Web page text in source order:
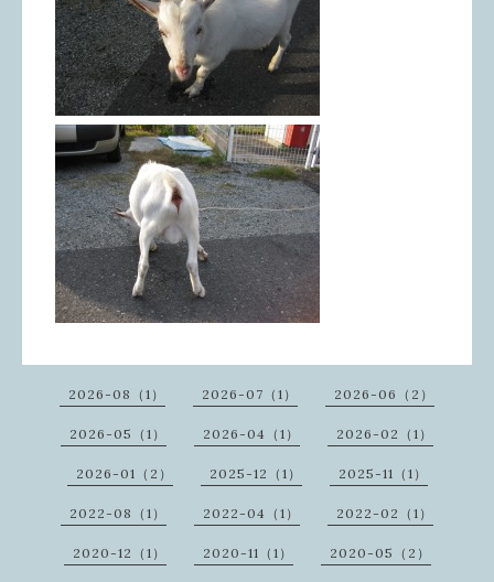
2026-08（1） 2026-07（1） 2026-06（2）
2026-05（1） 2026-04（1） 2026-02（1）
2026-01（2） 2025-12（1） 2025-11（1）
2022-08（1） 2022-04（1） 2022-02（1）
2020-12（1） 2020-11（1） 2020-05（2）